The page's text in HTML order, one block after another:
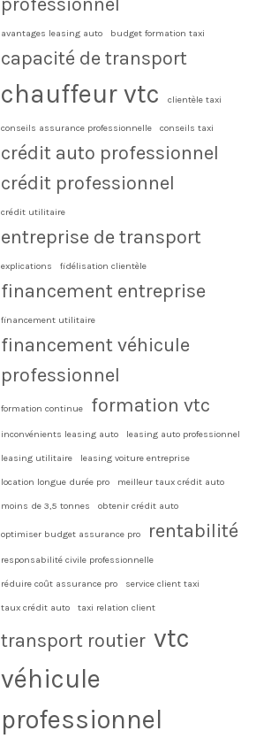
avantages leasing auto budget formation taxi
capacité de transport
chauffeur vtc clientèle taxi
conseils assurance professionnelle conseils taxi
crédit auto professionnel
crédit professionnel
crédit utilitaire
entreprise de transport
explications fidélisation clientèle
financement entreprise
financement utilitaire
financement véhicule
professionnel
formation continue formation vtc
inconvénients leasing auto leasing auto professionnel
leasing utilitaire leasing voiture entreprise
location longue durée pro meilleur taux crédit auto
moins de 3,5 tonnes obtenir crédit auto
optimiser budget assurance pro rentabilité
responsabilité civile professionnelle
réduire coût assurance pro service client taxi
taux crédit auto taxi relation client
transport routier vtc
véhicule
professionnel